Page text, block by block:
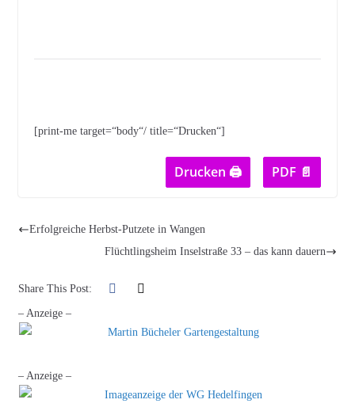
[print-me target=“body“/ title=“Drucken“]
Drucken 🖨 PDF 📄
Erfolgreiche Herbst-Putzete in Wangen
Flüchtlingsheim Inselstraße 33 – das kann dauern
Share This Post:
– Anzeige –
– Anzeige –